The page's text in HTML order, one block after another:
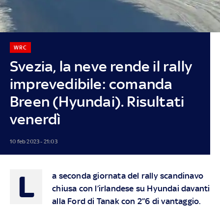
Svezia, la neve rende il rally
imprevedibile: comanda
Breen (Hyundai). Risultati
venerdì
WRC
10 feb 2023 - 21:03
L
a seconda giornata del rally scandinavo
chiusa con l’irlandese su Hyundai davanti
alla Ford di Tanak con 2’’6 di vantaggio.